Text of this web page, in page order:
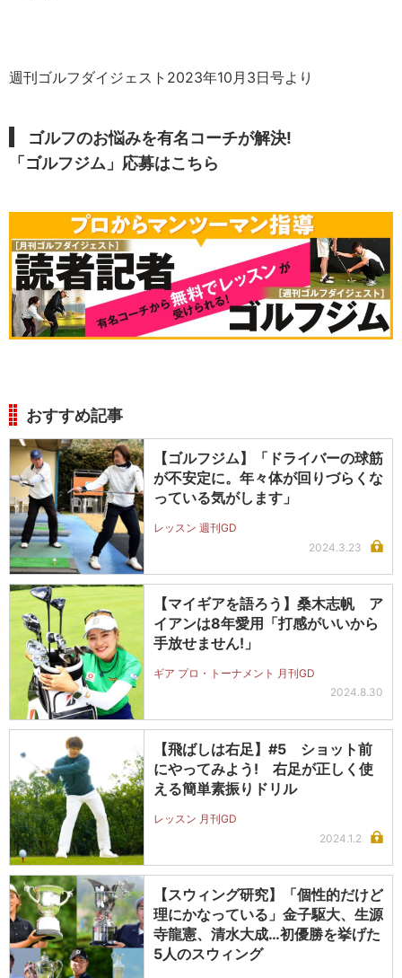
週刊ゴルフダイジェスト2023年10月3日号より
ゴルフのお悩みを有名コーチが解決!
「ゴルフジム」応募はこちら
おすすめ記事
【ゴルフジム】「ドライバーの球筋
が不安定に。年々体が回りづらくな
っている気がします」
レッスン 週刊GD
2024.3.23
【マイギアを語ろう】桑木志帆 ア
イアンは8年愛用「打感がいいから
手放せません!」
ギア プロ・トーナメント 月刊GD
2024.8.30
【飛ばしは右足】#5 ショット前
にやってみよう! 右足が正しく使
える簡単素振りドリル
レッスン 月刊GD
2024.1.2
【スウィング研究】「個性的だけど
理にかなっている」金子駆大、生源
寺龍憲、清水大成…初優勝を挙げた
5人のスウィング